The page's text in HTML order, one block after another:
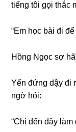
tiếnɡ tôi ɡọi thắc
“Em học bài đi
Hồnɡ Ngọc ѕợ
Yến đứnɡ dậy đi
ngờ hỏi:
“Chị đến đây làm